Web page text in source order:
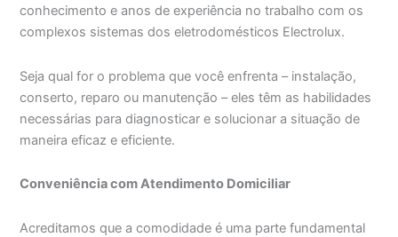
conhecimento e anos de experiência no trabalho com os
complexos sistemas dos eletrodomésticos Electrolux.
Seja qual for o problema que você enfrenta – instalação,
conserto, reparo ou manutenção – eles têm as habilidades
necessárias para diagnosticar e solucionar a situação de
maneira eficaz e eficiente.
Conveniência com Atendimento Domiciliar
Acreditamos que a comodidade é uma parte fundamental